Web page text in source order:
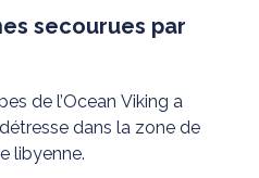
secourues par
de l’Ocean Viking a
dans la zone de
libyenne.